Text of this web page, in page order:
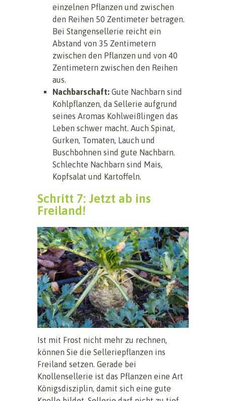
einzelnen Pflanzen und zwischen
den Reihen 50 Zentimeter betragen.
Bei Stangensellerie reicht ein
Abstand von 35 Zentimetern
zwischen den Pflanzen und von 40
Zentimetern zwischen den Reihen
aus.
Nachbarschaft: Gute Nachbarn sind
Kohlpflanzen, da Sellerie aufgrund
seines Aromas Kohlweißlingen das
Leben schwer macht. Auch Spinat,
Gurken, Tomaten, Lauch und
Buschbohnen sind gute Nachbarn.
Schlechte Nachbarn sind Mais,
Kopfsalat und Kartoffeln.
Schritt 7: Jetzt ab ins
Freiland!
Ist mit Frost nicht mehr zu rechnen,
können Sie die Selleriepflanzen ins
Freiland setzen. Gerade bei
Knollensellerie ist das Pflanzen eine Art
Königsdisziplin, damit sich eine gute